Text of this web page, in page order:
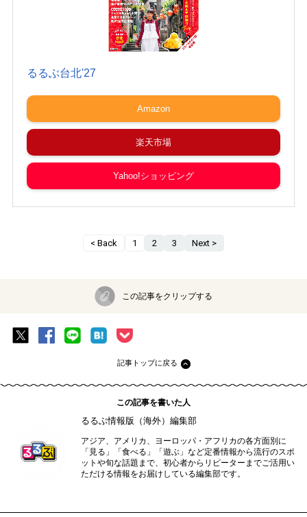
るるぶ台北'27
Amazon
楽天市場
Yahoo!ショッピング
< Back 1 2 3 Next >
この記事をクリップする
記事トップに戻る
この記事を書いた人
るるぶ情報版（海外）編集部
アジア、アメリカ、ヨーロッパ・アフリカの各方面別に
「見る」「食べる」「遊ぶ」など定番情報から流行のスポ
ットや旬な話題まで、初心者からリピーターまでご活用い
ただける情報をお届けしている編集部です。